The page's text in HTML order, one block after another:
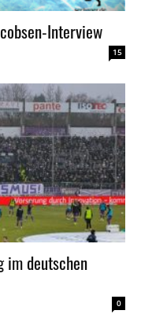
Interview
15
im deutschen
0